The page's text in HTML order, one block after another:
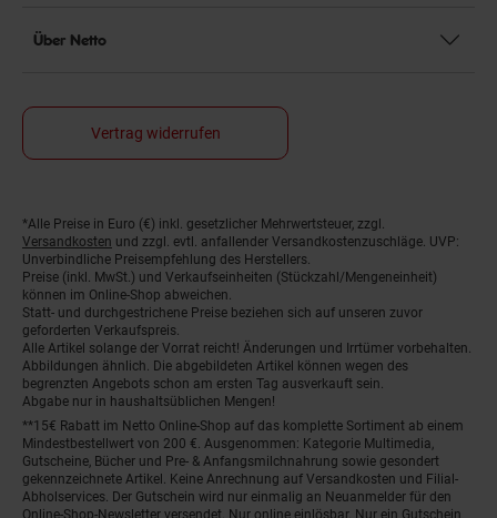
Über Netto
Vertrag widerrufen
Fußnoten
*Alle Preise in Euro (€) inkl. gesetzlicher Mehrwertsteuer, zzgl.
Versandkosten und zzgl. evtl. anfallender Versandkostenzuschläge. UVP:
Unverbindliche Preisempfehlung des Herstellers.
Preise (inkl. MwSt.) und Verkaufseinheiten (Stückzahl/Mengeneinheit)
können im Online-Shop abweichen.
Statt- und durchgestrichene Preise beziehen sich auf unseren zuvor
geforderten Verkaufspreis.
Alle Artikel solange der Vorrat reicht! Änderungen und Irrtümer vorbehalten.
Abbildungen ähnlich. Die abgebildeten Artikel können wegen des
begrenzten Angebots schon am ersten Tag ausverkauft sein.
Abgabe nur in haushaltsüblichen Mengen!
**15€ Rabatt im Netto Online-Shop auf das komplette Sortiment ab einem
Mindestbestellwert von 200 €. Ausgenommen: Kategorie Multimedia,
Gutscheine, Bücher und Pre- & Anfangsmilchnahrung sowie gesondert
gekennzeichnete Artikel. Keine Anrechnung auf Versandkosten und Filial-
Abholservices. Der Gutschein wird nur einmalig an Neuanmelder für den